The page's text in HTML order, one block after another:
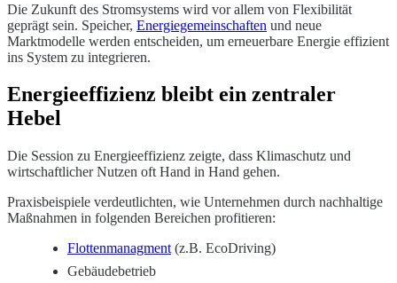
Die Zukunft des Stromsystems wird vor allem von Flexibilität
geprägt sein. Speicher, Energiegemeinschaften und neue
Marktmodelle werden entscheiden, um erneuerbare Energie effizient
ins System zu integrieren.
Energieeffizienz bleibt ein zentraler
Hebel
Die Session zu Energieeffizienz zeigte, dass Klimaschutz und
wirtschaftlicher Nutzen oft Hand in Hand gehen.
Praxisbeispiele verdeutlichten, wie Unternehmen durch nachhaltige
Maßnahmen in folgenden Bereichen profitieren:
Flottenmanagment (z.B. EcoDriving)
Gebäudebetrieb